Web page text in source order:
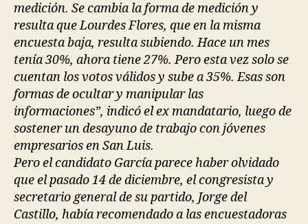
medición. Se cambia la forma de medición y
resulta que Lourdes Flores, que en la misma
encuesta baja, resulta subiendo. Hace un mes
tenía 30%, ahora tiene 27%. Pero esta vez solo se
cuentan los votos válidos y sube a 35%. Esas son
formas de ocultar y manipular las
informaciones”, indicó el ex mandatario, luego de
sostener un desayuno de trabajo con jóvenes
empresarios en San Luis.
Pero el candidato García parece haber olvidado
que el pasado 14 de diciembre, el congresista y
secretario general de su partido, Jorge del
Castillo, había recomendado a las encuestadoras